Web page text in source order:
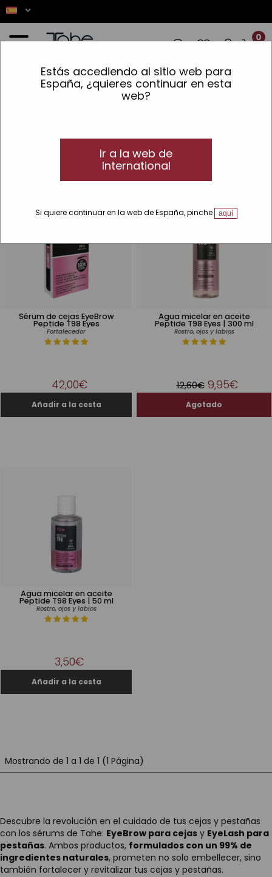
Estás accediendo al sitio web para
España, ¿quieres continuar en esta
web?
Ir a la web de
International
Si quiere continuar en la web de España, pinche aquí
0
✨ LOS PEDIDOS
Peptide T98 Eyes
Peptide T98 EyeBrow y EyeLash
Descubre los sérums para pestañas y cejas Peptide T98 Eyes.
Descubre la revolución en el cuidado de tus cejas y pestañas
con los sérums de Tahe: EyeBrow para cejas y EyeLash para
pestañas. Ambos productos, formulados con un 99% de
ingredientes naturales, prometen no solo embellecer, sino
también fortalecer y revitalizar tus cejas y pestañas.
Sérum de cejas EyeBrow
Peptide T98 Eyes
Fortalecedor
42,00€
Agua micelar en aceite
Peptide T98 Eyes | 300 ml
Rostro, ojos y labios
12,60€ 9,95€
Agua micelar en aceite
Peptide T98 Eyes | 50 ml
Rostro, ojos y labios
3,50€
Mostrando de 1 a 1 de 1 (1 Página)